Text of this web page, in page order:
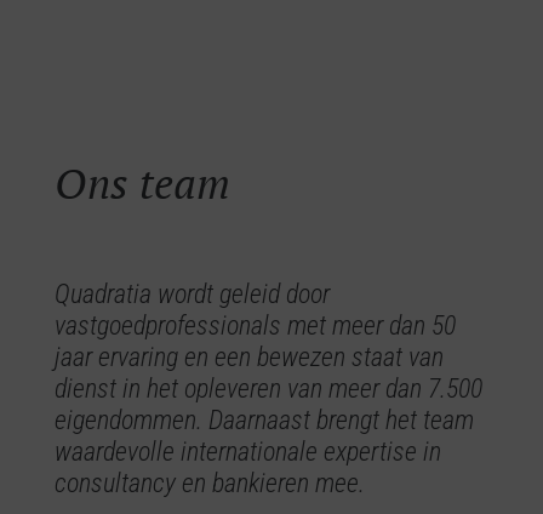
Ons team
Quadratia wordt geleid door
vastgoedprofessionals met meer dan 50
jaar ervaring en een bewezen staat van
dienst in het opleveren van meer dan 7.500
eigendommen. Daarnaast brengt het team
waardevolle internationale expertise in
consultancy en bankieren mee.